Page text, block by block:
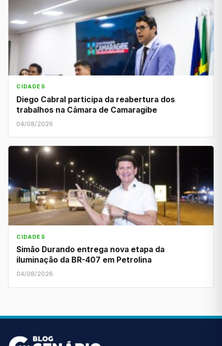
CIDADES
Diego Cabral participa da reabertura dos
trabalhos na Câmara de Camaragibe
04/08/2026
CIDADES
Simão Durando entrega nova etapa da
iluminação da BR-407 em Petrolina
04/08/2026